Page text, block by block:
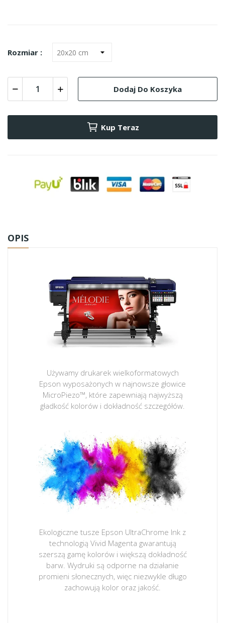
Rozmiar :
Dodaj Do Koszyka
Kup Teraz
OPIS
Używamy drukarek wielkoformatowych
Epson wyposażonych w najnowsze głowice
MicroPiezo™, które zapewniają najwyższą
gładkość kolorów i dokładność szczegółów.
Ekologiczne tusze Epson UltraChrome Ink z
technologią Vivid Magenta gwarantują
szerszą gamę kolorów i większą dokładność
barw. Wydruki są odporne na działanie
promieni słonecznych, więc niezwykle długo
zachowują kolor oraz jakość.